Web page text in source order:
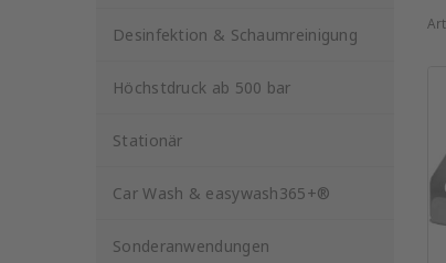
Desinfektion & Schaumreinigung
Höchstdruck ab 500 bar
Stationär
Car Wash & easywash365+®
Sonderanwendungen